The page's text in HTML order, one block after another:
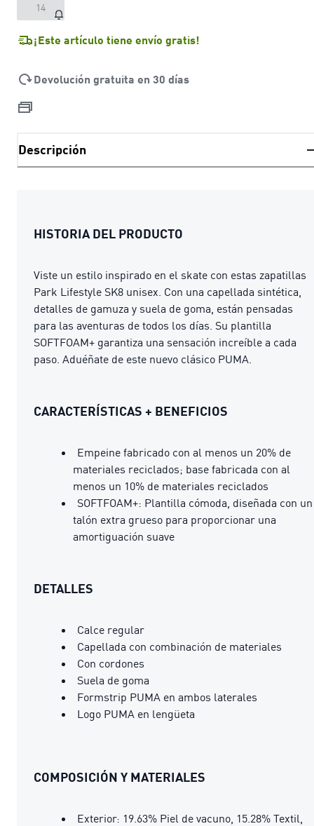
14
¡Este artículo tiene envío gratis!
Devolución gratuita en 30 días
Descripción
HISTORIA DEL PRODUCTO
Viste un estilo inspirado en el skate con estas zapatillas
Park Lifestyle SK8 unisex. Con una capellada sintética,
detalles de gamuza y suela de goma, están pensadas
para las aventuras de todos los días. Su plantilla
SOFTFOAM+ garantiza una sensación increíble a cada
paso. Aduéñate de este nuevo clásico PUMA.
CARACTERÍSTICAS + BENEFICIOS
Empeine fabricado con al menos un 20% de
materiales reciclados; base fabricada con al
menos un 10% de materiales reciclados
SOFTFOAM+: Plantilla cómoda, diseñada con un
talón extra grueso para proporcionar una
amortiguación suave
DETALLES
Calce regular
Capellada con combinación de materiales
Con cordones
Suela de goma
Formstrip PUMA en ambos laterales
Logo PUMA en lengüeta
COMPOSICIÓN Y MATERIALES
Exterior: 19.63% Piel de vacuno, 15.28% Textil,